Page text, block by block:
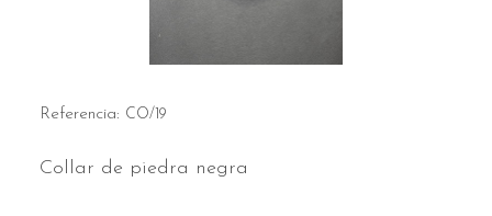
Referencia: CO/19
Collar de piedra negra